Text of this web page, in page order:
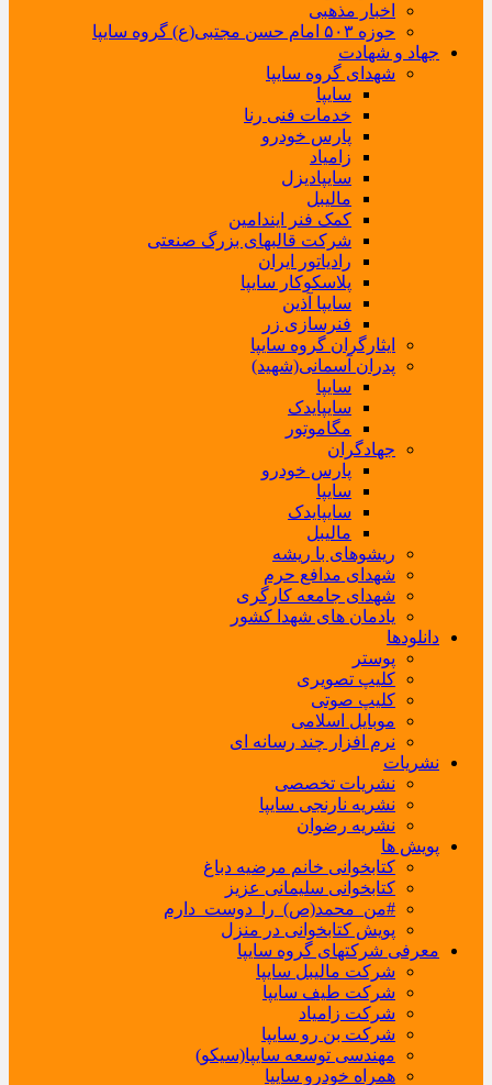
اخبار مذهبی
حوزه ۵۰۳ امام حسن مجتبی(ع) گروه سایپا
جهاد و شهادت
شهدای گروه سایپا
سایپا
خدمات فنی رنا
پارس خودرو
زامیاد
سایپادیزل
مالیبل
کمک فنر ایندامین
شرکت قالبهای بزرگ صنعتی
رادیاتور ایران
پلاسکوکار سایپا
سایپا آذین
فنرسازی زر
ایثارگران گروه سایپا
پدران آسمانی(شهید)
سایپا
سایپایدک
مگاموتور
جهادگران
پارس خودرو
سایپا
سایپایدک
مالیبل
ریشوهای با ریشه
شهدای مدافع حرم
شهدای جامعه کارگری
یادمان های شهدا کشور
دانلودها
پوستر
کلیپ تصویری
کلیپ صوتی
موبایل اسلامی
نرم افزار چند رسانه ای
نشریات
نشریات تخصصی
نشریه نارنجی سایپا
نشریه رضوان
پویش ها
کتابخوانی خانم مرضیه دباغ
کتابخوانی سلیمانی عزیز
#من_محمد(ص)_را_دوست_دارم
پویش کتابخوانی در منزل
معرفی شرکتهای گروه سایپا
شرکت مالیبل سایپا
شرکت طیف سایپا
شرکت زامیاد
شرکت بن رو سایپا
مهندسی توسعه سایپا(سیکو)
همراه خودرو سایپا